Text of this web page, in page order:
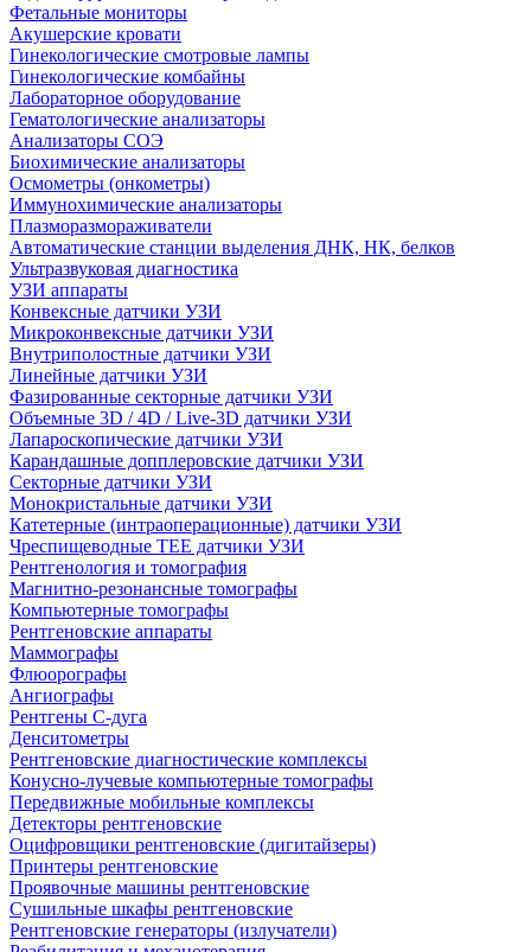
Фетальные мониторы
Акушерские кровати
Гинекологические смотровые лампы
Гинекологические комбайны
Лабораторное оборудование
Гематологические анализаторы
Анализаторы СОЭ
Биохимические анализаторы
Осмометры (онкометры)
Иммунохимические анализаторы
Плазморазмораживатели
Автоматические станции выделения ДНК, НК, белков
Ультразвуковая диагностика
УЗИ аппараты
Конвексные датчики УЗИ
Микроконвексные датчики УЗИ
Внутриполостные датчики УЗИ
Линейные датчики УЗИ
Фазированные секторные датчики УЗИ
Объемные 3D / 4D / Live-3D датчики УЗИ
Лапароскопические датчики УЗИ
Карандашные допплеровские датчики УЗИ
Секторные датчики УЗИ
Монокристальные датчики УЗИ
Катетерные (интраоперационные) датчики УЗИ
Чреспищеводные TEE датчики УЗИ
Рентгенология и томография
Магнитно-резонансные томографы
Компьютерные томографы
Рентгеновские аппараты
Маммографы
Флюорографы
Ангиографы
Рентгены С-дуга
Денситометры
Рентгеновские диагностические комплексы
Конусно-лучевые компьютерные томографы
Передвижные мобильные комплексы
Детекторы рентгеновские
Оцифровщики рентгеновские (дигитайзеры)
Принтеры рентгеновские
Проявочные машины рентгеновские
Сушильные шкафы рентгеновские
Рентгеновские генераторы (излучатели)